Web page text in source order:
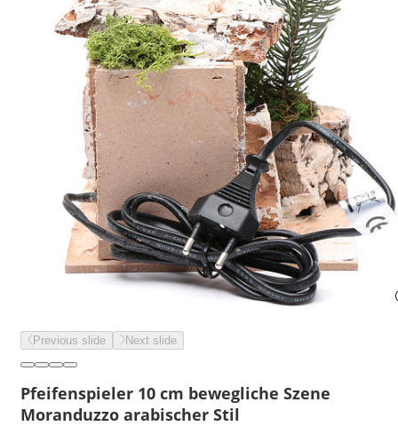
Previous slide Next slide
Pfeifenspieler 10 cm bewegliche Szene
Moranduzzo arabischer Stil